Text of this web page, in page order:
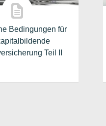
Bedingungen für
Teil II